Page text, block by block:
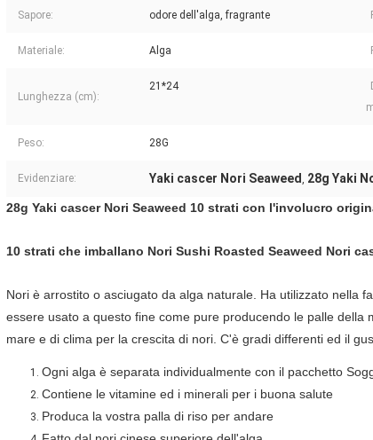
Sapore: odore dell'alga, fragrante
Materiale: Alga
Lunghezza (cm):
21*24
Peso: 28G
Evidenziare: Yaki cascer Nori Seaweed, 28g Yaki
28g Yaki cascer Nori Seaweed 10 strati con l'involucro
10 strati che imballano Nori Sushi Roasted Seaweed Nori
Nori è arrostito o asciugato da alga naturale. Ha utilizzato nella
essere usato a questo fine come pure producendo le palle
mare e di clima per la crescita di nori. C'è gradi differenti ed il
Ogni alga è separata individualmente con il pacchetto
Contiene le vitamine ed i minerali per i buona salute
Produca la vostra palla di riso per andare